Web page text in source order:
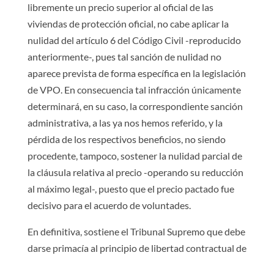
libremente un precio superior al oficial de las
viviendas de protección oficial, no cabe aplicar la
nulidad del artículo 6 del Código Civil -reproducido
anteriormente-, pues tal sanción de nulidad no
aparece prevista de forma específica en la legislación
de VPO. En consecuencia tal infracción únicamente
determinará, en su caso, la correspondiente sanción
administrativa, a las ya nos hemos referido, y la
pérdida de los respectivos beneficios, no siendo
procedente, tampoco, sostener la nulidad parcial de
la cláusula relativa al precio -operando su reducción
al máximo legal-, puesto que el precio pactado fue
decisivo para el acuerdo de voluntades.
En definitiva, sostiene el Tribunal Supremo que debe
darse primacía al principio de libertad contractual de